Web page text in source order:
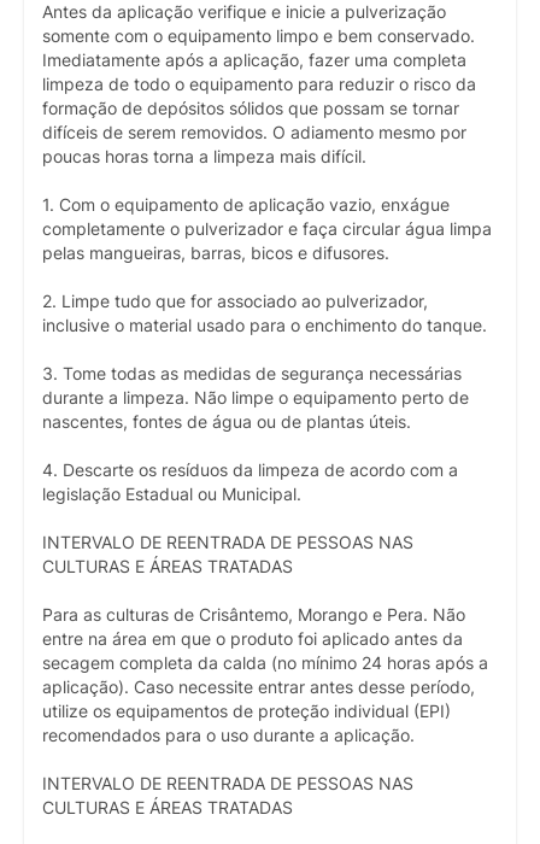
Antes da aplicação verifique e inicie a pulverização
somente com o equipamento limpo e bem conservado.
Imediatamente após a aplicação, fazer uma completa
limpeza de todo o equipamento para reduzir o risco da
formação de depósitos sólidos que possam se tornar
difíceis de serem removidos. O adiamento mesmo por
poucas horas torna a limpeza mais difícil.
1. Com o equipamento de aplicação vazio, enxágue
completamente o pulverizador e faça circular água limpa
pelas mangueiras, barras, bicos e difusores.
2. Limpe tudo que for associado ao pulverizador,
inclusive o material usado para o enchimento do tanque.
3. Tome todas as medidas de segurança necessárias
durante a limpeza. Não limpe o equipamento perto de
nascentes, fontes de água ou de plantas úteis.
4. Descarte os resíduos da limpeza de acordo com a
legislação Estadual ou Municipal.
INTERVALO DE REENTRADA DE PESSOAS NAS
CULTURAS E ÁREAS TRATADAS
Para as culturas de Crisântemo, Morango e Pera. Não
entre na área em que o produto foi aplicado antes da
secagem completa da calda (no mínimo 24 horas após a
aplicação). Caso necessite entrar antes desse período,
utilize os equipamentos de proteção individual (EPI)
recomendados para o uso durante a aplicação.
INTERVALO DE REENTRADA DE PESSOAS NAS
CULTURAS E ÁREAS TRATADAS